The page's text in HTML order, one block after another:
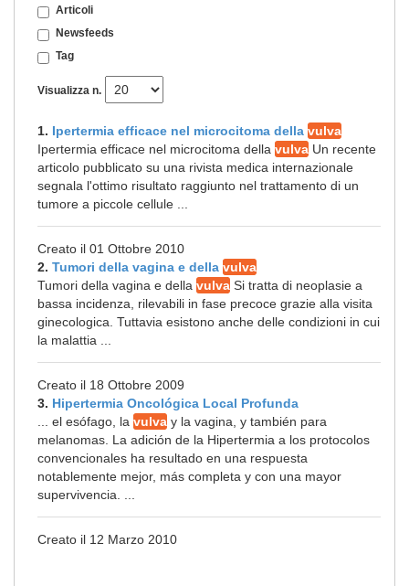
Articoli
Newsfeeds
Tag
Visualizza n.
1. Ipertermia efficace nel microcitoma della vulva
Ipertermia efficace nel microcitoma della vulva Un recente
articolo pubblicato su una rivista medica internazionale
segnala l'ottimo risultato raggiunto nel trattamento di un
tumore a piccole cellule ...
Creato il 01 Ottobre 2010
2. Tumori della vagina e della vulva
Tumori della vagina e della vulva Si tratta di neoplasie a
bassa incidenza, rilevabili in fase precoce grazie alla visita
ginecologica. Tuttavia esistono anche delle condizioni in cui
la malattia ...
Creato il 18 Ottobre 2009
3. Hipertermia Oncológica Local Profunda
... el esófago, la vulva y la vagina, y también para
melanomas. La adición de la Hipertermia a los protocolos
convencionales ha resultado en una respuesta
notablemente mejor, más completa y con una mayor
supervivencia. ...
Creato il 12 Marzo 2010